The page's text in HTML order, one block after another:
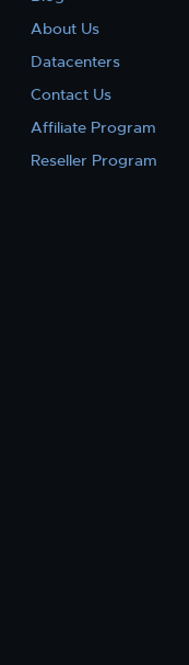
About Us
Datacenters
Contact Us
Affiliate Program
Reseller Program